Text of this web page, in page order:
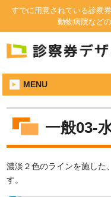
すでに用意されている診察
動物病院など
MENU
一般03-
濃淡２色のラインを施した
す。